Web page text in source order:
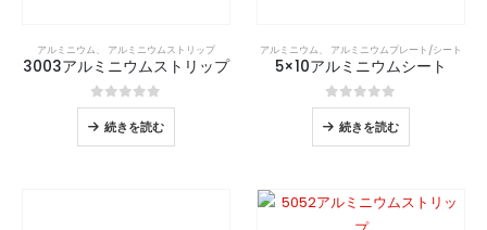
アルミニウム アルミニウムストリップ
3003アルミニウムストリップ
05つのうち
続きを読む
アルミニウム アルミニウムプレート/シート
5×10アルミニウムシート
05つのうち
続きを読む